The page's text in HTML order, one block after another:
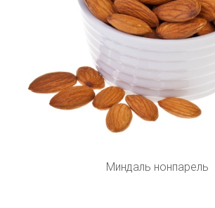
Миндаль нонпарель